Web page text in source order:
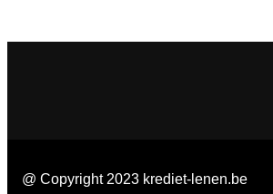
@ Copyright 2023 krediet-lenen.be